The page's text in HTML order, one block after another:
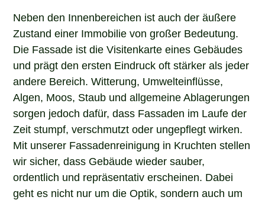
Neben den Innenbereichen ist auch der äußere
Zustand einer Immobilie von großer Bedeutung.
Die Fassade ist die Visitenkarte eines Gebäudes
und prägt den ersten Eindruck oft stärker als jeder
andere Bereich. Witterung, Umwelteinflüsse,
Algen, Moos, Staub und allgemeine Ablagerungen
sorgen jedoch dafür, dass Fassaden im Laufe der
Zeit stumpf, verschmutzt oder ungepflegt wirken.
Mit unserer Fassadenreinigung in Kruchten stellen
wir sicher, dass Gebäude wieder sauber,
ordentlich und repräsentativ erscheinen. Dabei
geht es nicht nur um die Optik, sondern auch um